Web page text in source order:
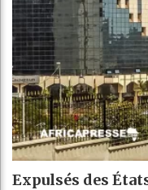
Expulsés des